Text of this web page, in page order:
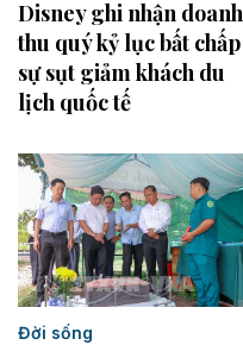
Disney ghi nhận doanh
thu quý kỷ lục bất chấp
sự sụt giảm khách du
lịch quốc tế
Đời sống